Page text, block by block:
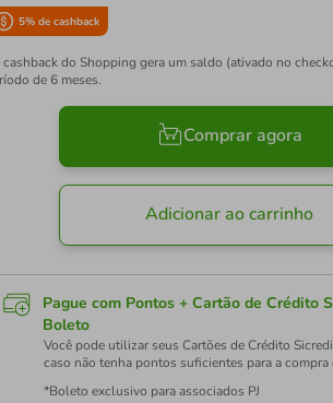
5% de cashback
cashback do Shopping gera um saldo (ativado no
de 6 meses.
Comprar agora
Adicionar ao carrinho
Pague com Pontos + Cartão de Crédito
Boleto
Você pode utilizar seus Cartões de Crédito
caso não tenha pontos suficientes para a
*Boleto exclusivo para associados PJ